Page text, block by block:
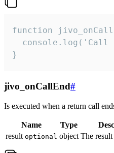
function
console.log('Call
}
jivo_onCallEnd#
Is executed when a return call
Name Type
result optional object The